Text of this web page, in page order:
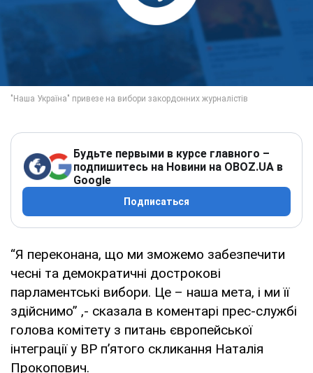
Будьте первыми в курсе главного –
подпишитесь на Новини на OBOZ.UA в
Google
Подписаться
“Я переконана, що ми зможемо забезпечити
чесні та демократичні дострокові
парламентські вибори. Це – наша мета, і ми її
здійснимо” ,- сказала в коментарі прес-службі
голова комітету з питань європейської
інтеграції у ВР п’ятого скликання Наталія
Прокопович.